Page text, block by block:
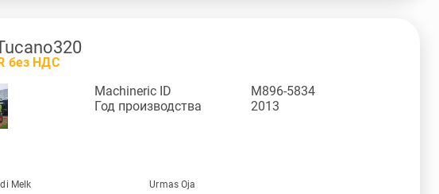
без НДС
Machineric ID
M896-5834
Год производства
2013
Melk Urmas Oja